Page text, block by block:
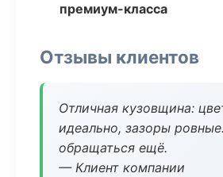
премиум-класса
Отзывы клиентов
Отличная кузовщина:
идеально, зазоры
обращаться ещё.
— Клиент компании